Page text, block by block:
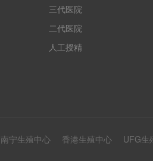
三代医院
二代医院
人工授精
南宁生殖中心 香港生殖中心 UFG生